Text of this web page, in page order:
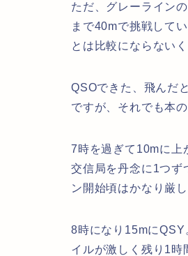
ただ、グレーライン
まで40mで挑戦して
とは比較にならない
QSOできた、飛んだ
ですが、それでも本
7時を過ぎて10mに上
交信局を丹念に1つず
ン開始頃はかなり厳し
8時になり15mに
イルが激しく残り1時